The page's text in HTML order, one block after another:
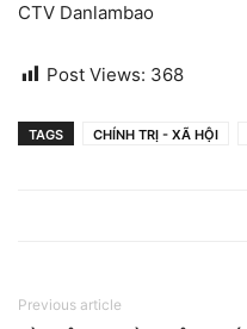
CTV Danlambao
Post Views: 368
TAGS CHÍNH TRỊ - XÃ HỘI
Previous article